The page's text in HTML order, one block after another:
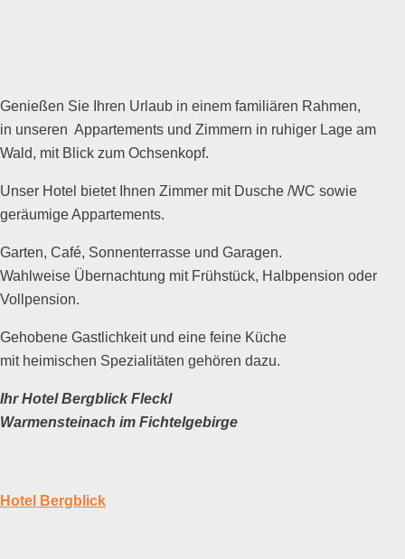
Genießen Sie Ihren Urlaub in einem familiären Rahmen,
in unseren Appartements und Zimmern in ruhiger Lage am
Wald, mit Blick zum Ochsenkopf.
Unser Hotel bietet Ihnen Zimmer mit Dusche /WC sowie
geräumige Appartements.
Garten, Café, Sonnenterrasse und Garagen.
Wahlweise Übernachtung mit Frühstück, Halbpension oder
Vollpension.
Gehobene Gastlichkeit und eine feine Küche
mit heimischen Spezialitäten gehören dazu.
Ihr Hotel Bergblick Fleckl
Warmensteinach im Fichtelgebirge
Hotel Bergblick